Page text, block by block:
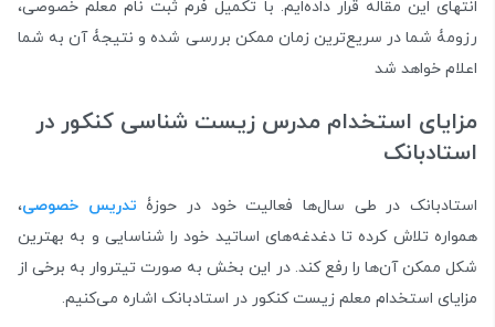
انتهای این مقاله قرار داده‌ایم. با تکمیل فرم ثبت نام معلم خصوصی،
رزومۀ شما در سریع‌ترین زمان ممکن بررسی شده و نتیجۀ آن به شما
اعلام خواهد شد
مزایای استخدام مدرس زیست شناسی کنکور در
استادبانک
استادبانک در طی سال‌ها فعالیت خود در حوزۀ تدریس خصوصی،
همواره تلاش کرده تا دغدغه‌های اساتید خود را شناسایی و به بهترین
شکل ممکن آن‌ها را رفع کند. در این بخش به صورت تیتروار به برخی از
مزایای استخدام معلم زیست کنکور در استادبانک اشاره می‌کنیم.